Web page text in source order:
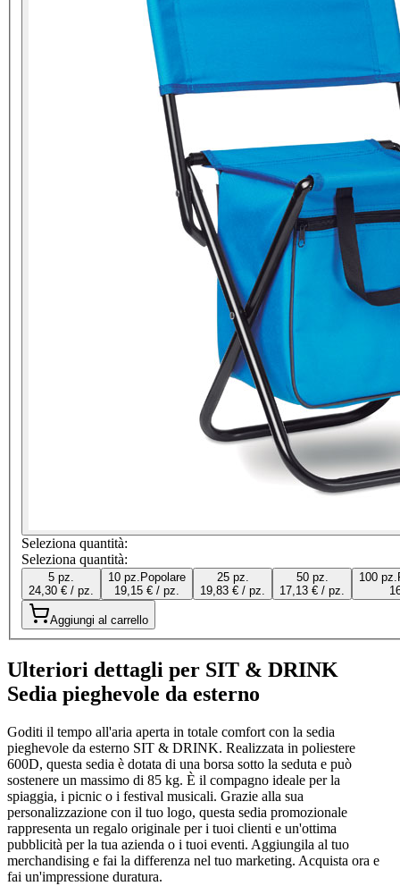
Seleziona quantità:
Seleziona quantità:
5 pz.
24,30 € / pz.
10 pz. Popolare
19,15 € / pz.
25 pz.
19,83 € / pz.
50 pz.
17,13 € / pz.
100 pz.
Aggiungi al carrello
Ulteriori dettagli per SIT & DRINK
Sedia pieghevole da esterno
Goditi il tempo all'aria aperta in totale comfort con la sedia
pieghevole da esterno SIT & DRINK. Realizzata in poliestere
600D, questa sedia è dotata di una borsa sotto la seduta e può
sostenere un massimo di 85 kg. È il compagno ideale per la
spiaggia, i picnic o i festival musicali. Grazie alla sua
personalizzazione con il tuo logo, questa sedia promozionale
rappresenta un regalo originale per i tuoi clienti e un'ottima
pubblicità per la tua azienda o i tuoi eventi. Aggiungila al tuo
merchandising e fai la differenza nel tuo marketing. Acquista ora e
fai un'impressione duratura.